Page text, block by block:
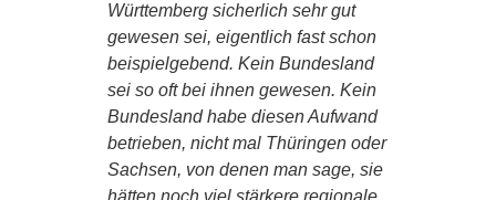
Württemberg sicherlich sehr gut
gewesen sei, eigentlich fast schon
beispielgebend. Kein Bundesland
sei so oft bei ihnen gewesen. Kein
Bundesland habe diesen Aufwand
betrieben, nicht mal Thüringen oder
Sachsen, von denen man sage, sie
hätten noch viel stärkere regionale